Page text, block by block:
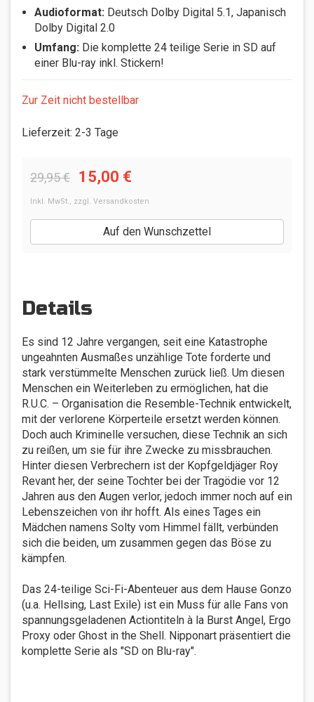
Audioformat: Deutsch Dolby Digital 5.1, Japanisch
Dolby Digital 2.0
Umfang: Die komplette 24 teilige Serie in SD auf
einer Blu-ray inkl. Stickern!
Zur Zeit nicht bestellbar
Lieferzeit: 2-3 Tage
29,95 € 15,00 €
Inkl. MwSt., zzgl. Versandkosten
Auf den Wunschzettel
Details
Es sind 12 Jahre vergangen, seit eine Katastrophe
ungeahnten Ausmaßes unzählige Tote forderte und
stark verstümmelte Menschen zurück ließ. Um diesen
Menschen ein Weiterleben zu ermöglichen, hat die
R.U.C. – Organisation die Resemble-Technik entwickelt,
mit der verlorene Körperteile ersetzt werden können.
Doch auch Kriminelle versuchen, diese Technik an sich
zu reißen, um sie für ihre Zwecke zu missbrauchen.
Hinter diesen Verbrechern ist der Kopfgeldjäger Roy
Revant her, der seine Tochter bei der Tragödie vor 12
Jahren aus den Augen verlor, jedoch immer noch auf ein
Lebenszeichen von ihr hofft. Als eines Tages ein
Mädchen namens Solty vom Himmel fällt, verbünden
sich die beiden, um zusammen gegen das Böse zu
kämpfen.
Das 24-teilige Sci-Fi-Abenteuer aus dem Hause Gonzo
(u.a. Hellsing, Last Exile) ist ein Muss für alle Fans von
spannungsgeladenen Actiontiteln à la Burst Angel, Ergo
Proxy oder Ghost in the Shell. Nipponart präsentiert die
komplette Serie als "SD on Blu-ray".